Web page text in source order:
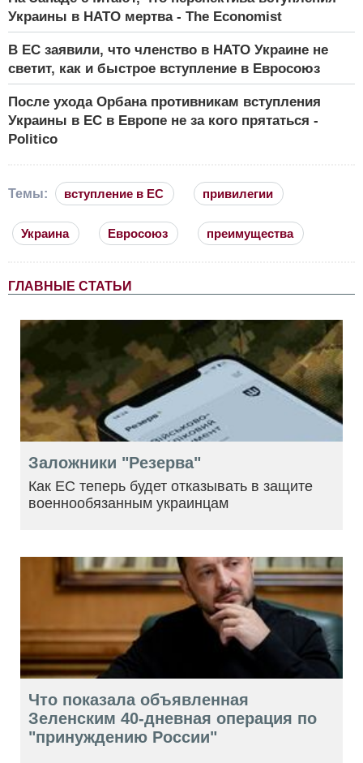
Украины в НАТО мертва - The Economist
В ЕС заявили, что членство в НАТО Украине не
светит, как и быстрое вступление в Евросоюз
После ухода Орбана противникам вступления
Украины в ЕС в Европе не за кого прятаться -
Politico
Темы: вступление в ЕС привилегии
Украина Евросоюз преимущества
ГЛАВНЫЕ СТАТЬИ
Заложники "Резерва"
Как ЕС теперь будет отказывать в защите
военнообязанным украинцам
Что показала объявленная
Зеленским 40-дневная операция по
"принуждению России"